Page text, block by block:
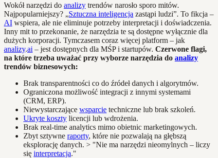
Wokół narzędzi do analizy trendów narosło sporo mitów.
Najpopularniejszy? „Sztuczna inteligencja zastąpi ludzi”. To fikcja –
AI wspiera, ale nie eliminuje potrzeby interpretacji i doświadczenia.
Inny mit to przekonanie, że narzędzia te są dostępne wyłącznie dla
dużych korporacji. Tymczasem coraz więcej platform – jak
analizy.ai – jest dostępnych dla MŚP i startupów. Czerwone flagi,
na które trzeba uważać przy wyborze narzędzia do analizy
trendów biznesowych:
Brak transparentności co do źródeł danych i algorytmów.
Ograniczona możliwość integracji z innymi systemami
(CRM, ERP).
Niewystarczające wsparcie techniczne lub brak szkoleń.
Ukryte koszty licencji lub wdrożenia.
Brak real-time analytics mimo obietnic marketingowych.
Zbyt sztywne raporty, które nie pozwalają na głębszą
eksplorację danych. > "Nie ma narzędzi nieomylnych – liczy
się interpretacja."